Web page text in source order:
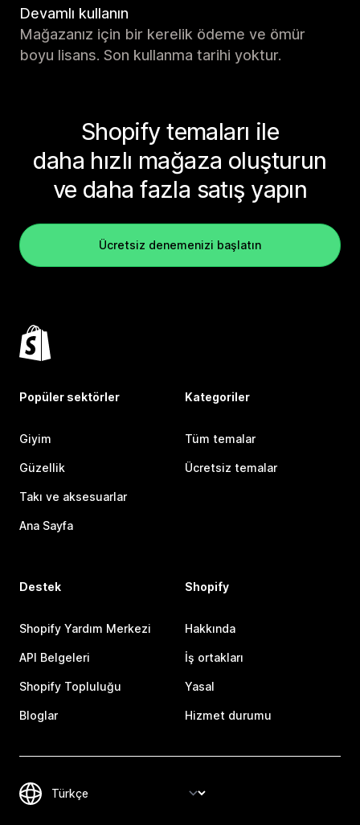
Devamlı kullanın
Mağazanız için bir kerelik ödeme ve ömür
boyu lisans. Son kullanma tarihi yoktur.
Shopify temaları ile
daha hızlı mağaza oluşturun
ve daha fazla satış yapın
Ücretsiz denemenizi başlatın
Popüler sektörler
Giyim
Güzellik
Takı ve aksesuarlar
Ana Sayfa
Kategoriler
Tüm temalar
Ücretsiz temalar
Destek
Shopify Yardım Merkezi
API Belgeleri
Shopify Topluluğu
Bloglar
Shopify
Hakkında
İş ortakları
Yasal
Hizmet durumu